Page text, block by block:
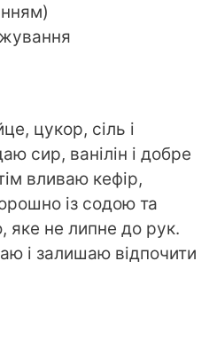
цукор, сіль і
сир, ванілін і добре
вливаю кефір,
із содою та
яке не липне до рук.
і залишаю відпочити